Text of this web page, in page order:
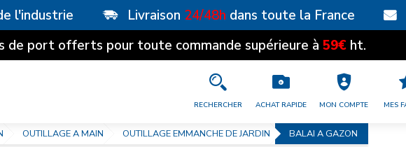
l'industrie Livraison 24/48h dans toute la France
de port offerts pour toute commande supérieure à 59€ ht.
RECHERCHER ACHAT RAPIDE MON COMPTE MES
OUTILLAGE A MAIN OUTILLAGE EMMANCHE DE JARDIN BALAI A GAZON